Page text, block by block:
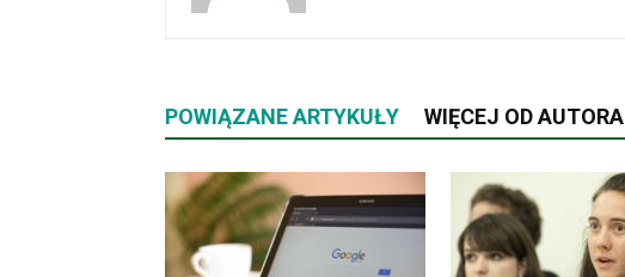
POWIĄZANE ARTYKUŁY WIĘCEJ OD AUTORA